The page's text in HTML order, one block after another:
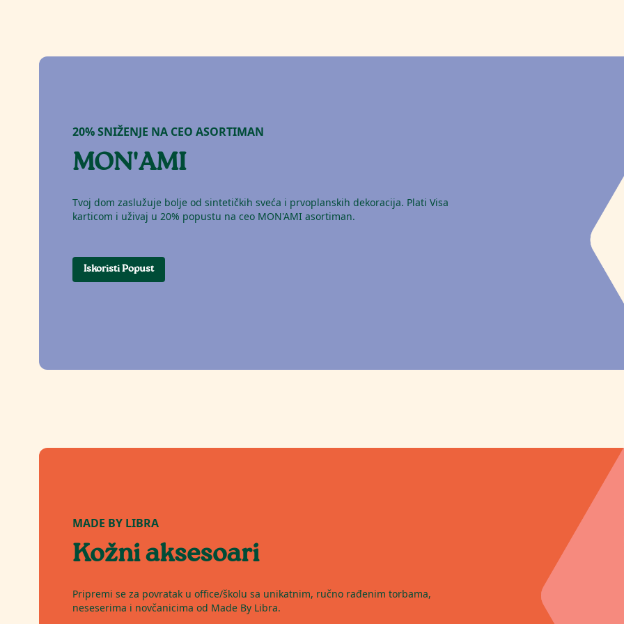
20% SNIŽENJE NA CEO ASORTIMAN
MON'AMI
Tvoj dom zaslužuje bolje od sintetičkih sveća i prvoplanskih dekoracija. Plati Visa
karticom i uživaj u 20% popustu na ceo MON'AMI asortiman.
Iskoristi Popust
MADE BY LIBRA
Kožni aksesoari
Pripremi se za povratak u office/školu sa unikatnim, ručno rađenim torbama,
neseserima i novčanicima od Made By Libra.